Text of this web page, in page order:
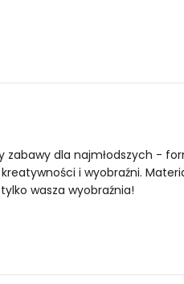
dla najmłodszych -
i wyobraźni.
wasza wyobraźnia!
oficjalnym
oficjalnym